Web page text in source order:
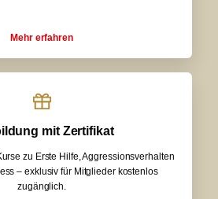
Mehr erfahren
mit Zertifikat
zu Erste Hilfe, Aggressionsverhalten
– exklusiv für Mitglieder kostenlos
zugänglich.